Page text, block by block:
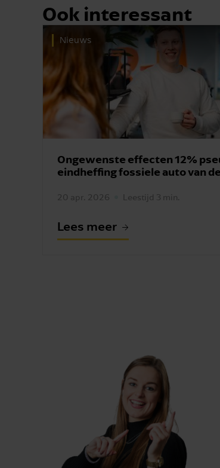
Ook interessant
Nieuws
Ongewenste effecten 12%
eindheffing fossiele auto van
20 apr. 2026 Leestijd 3 min.
Lees meer